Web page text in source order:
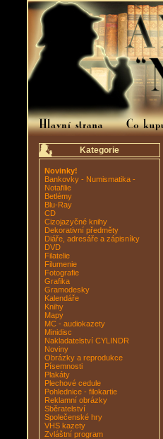
Kategorie
Novinky!
Bankovky - Numismatika -
Notafilie
Betlémy
Blu-Ray
CD
Cizojazyčné knihy
Dekorativní předměty
Diáře, adresáře a zápisníky
DVD
Filatelie
Filumenie
Fotografie
Grafika
Gramodesky
Kalendáře
Knihy
Mapy
MC - audiokazety
Minidisc
Nakladatelství CYLINDR
Noviny
Obrázky a reprodukce
Písemnosti
Plakáty
Plechové cedule
Pohlednice - filokartie
Reklamní obrázky
Sběratelství
Společenské hry
VHS kazety
Zvláštní program